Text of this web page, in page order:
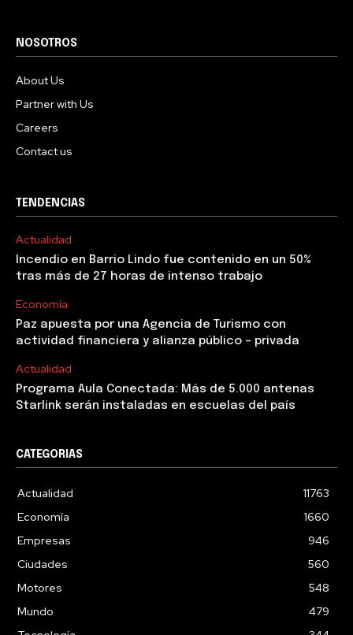
NOSOTROS
About Us
Partner with Us
Careers
Contact us
TENDENCIAS
Actualidad
Incendio en Barrio Lindo fue contenido en un 50%
tras más de 27 horas de intenso trabajo
Economía
Paz apuesta por una Agencia de Turismo con
actividad financiera y alianza público – privada
Actualidad
Programa Aula Conectada: Más de 5.000 antenas
Starlink serán instaladas en escuelas del país
CATEGORIAS
Actualidad
11763
Economía
1660
Empresas
946
Ciudades
560
Motores
548
Mundo
479